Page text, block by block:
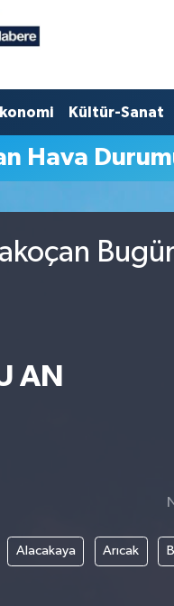
Kültür-Sanat
Hava
AN
Alacakaya Arıcak